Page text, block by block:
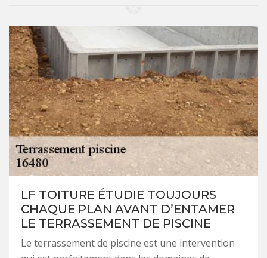
LF TOITURE ÉTUDIE TOUJOURS
CHAQUE PLAN AVANT D’ENTAMER
LE TERRASSEMENT DE PISCINE
Le terrassement de piscine est une intervention